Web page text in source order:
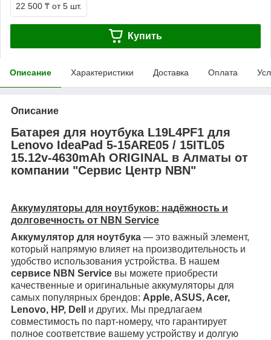
22 500 ₸ от 5 шт.
Купить
Описание Характеристики Доставка Оплата
Описание
Батарея для ноутбука L19L4PF1 для
Lenovo IdeaPad 5-15ARE05 / 15ITL05
15.12v-4630mAh ORIGINAL в Алматы от
компании "Сервис Центр NBN"
Аккумуляторы для ноутбуков: надёжность и
долговечность от NBN Service
Аккумулятор для ноутбука — это важный элемент,
который напрямую влияет на производительность и
удобство использования устройства. В нашем
сервисе NBN Service вы можете приобрести
качественные и оригинальные аккумуляторы для
самых популярных брендов: Apple, ASUS, Acer,
Lenovo, HP, Dell и других. Мы предлагаем
совместимость по парт-номеру, что гарантирует
полное соответствие вашему устройству и долгую